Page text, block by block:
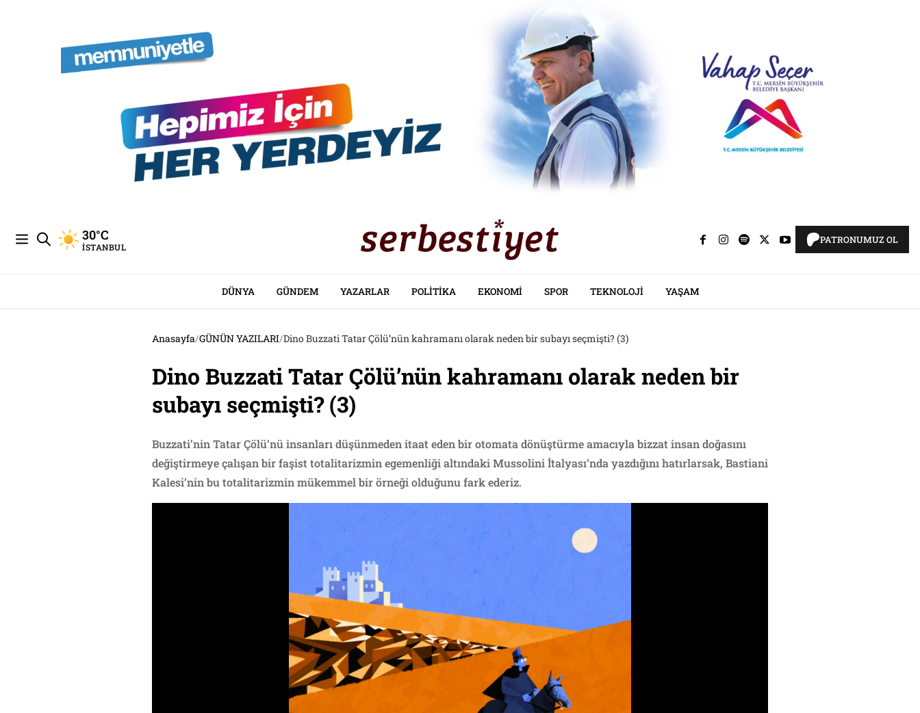
30°C
İSTANBUL
PATRONUMUZ OL
DÜNYA GÜNDEM YAZARLAR POLITIKA EKONOMI SPOR TEKNOLOJI YAŞAM
Anasayfa/GÜNÜN YAZILARI/Dino Buzzati Tatar Çölü’nün kahramanı olarak neden bir subayı seçmişti? (3)
Dino Buzzati Tatar Çölü’nün kahramanı olarak neden bir
subayı seçmişti? (3)
Buzzati’nin Tatar Çölü’nü insanları düşünmeden itaat eden bir otomata dönüştürme amacıyla bizzat insan doğasını
değiştirmeye çalışan bir faşist totalitarizmin egemenliği altındaki Mussolini İtalyası’nda yazdığını hatırlarsak, Bastiani
Kalesi’nin bu totalitarizmin mükemmel bir örneği olduğunu fark ederiz.